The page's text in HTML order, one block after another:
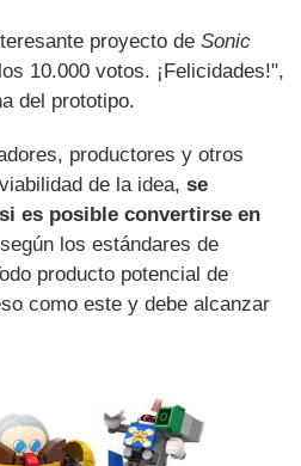
proyecto deSonic
10.000 votos. ¡Felicidades!",
del prototipo.
productores y otros
de la idea,se
es posible convertirse en
según los estándares de
producto potencial de
como este y debe alcanzar